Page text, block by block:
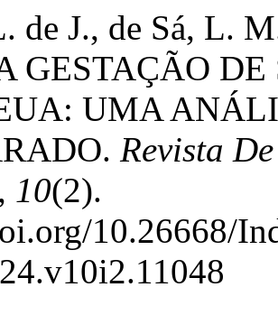
de J., de Sá, L.
GESTAÇÃO
UMA
Revista
, 10(2).
10.26668/